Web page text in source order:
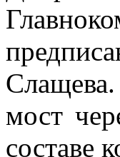
мост
со­ставе